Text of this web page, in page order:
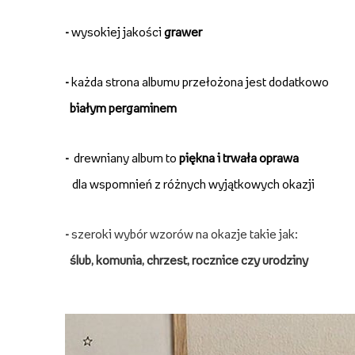
-wysokiej jakości grawer
- każda strona albumu przełożona jest dodatkowo
białym pergaminem
- drewniany album to piękna i trwała oprawa
dla wspomnień z różnych wyjątkowych okazji
-szeroki wybór wzorów na okazje takie jak:
ślub, komunia, chrzest, rocznice czy urodziny